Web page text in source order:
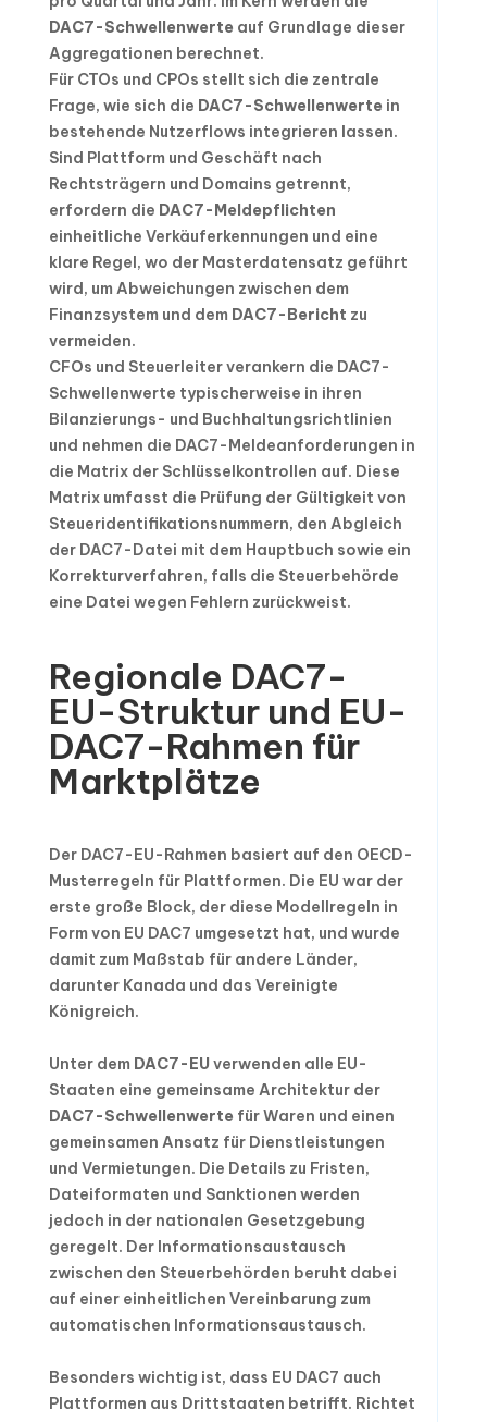
DAC7-Schwellenwerte auf Grundlage dieser
Aggregationen berechnet.
Für CTOs und CPOs stellt sich die zentrale
Frage, wie sich die DAC7-Schwellenwerte in
bestehende Nutzerflows integrieren lassen.
Sind Plattform und Geschäft nach
Rechtsträgern und Domains getrennt,
erfordern die DAC7-Meldepflichten
einheitliche Verkäuferkennungen und eine
klare Regel, wo der Masterdatensatz geführt
wird, um Abweichungen zwischen dem
Finanzsystem und dem DAC7-Bericht zu
vermeiden.
CFOs und Steuerleiter verankern die DAC7-
Schwellenwerte typischerweise in ihren
Bilanzierungs- und Buchhaltungsrichtlinien
und nehmen die DAC7-Meldeanforderungen in
die Matrix der Schlüsselkontrollen auf. Diese
Matrix umfasst die Prüfung der Gültigkeit von
Steueridentifikationsnummern, den Abgleich
der DAC7-Datei mit dem Hauptbuch sowie ein
Korrekturverfahren, falls die Steuerbehörde
eine Datei wegen Fehlern zurückweist.
Regionale DAC7-
EU-Struktur und EU-
DAC7-Rahmen für
Marktplätze
Der DAC7-EU-Rahmen basiert auf den OECD-
Musterregeln für Plattformen. Die EU war der
erste große Block, der diese Modellregeln in
Form von EU DAC7 umgesetzt hat, und wurde
damit zum Maßstab für andere Länder,
darunter Kanada und das Vereinigte
Königreich.
Unter dem DAC7-EU verwenden alle EU-
Staaten eine gemeinsame Architektur der
DAC7-Schwellenwerte für Waren und einen
gemeinsamen Ansatz für Dienstleistungen
und Vermietungen. Die Details zu Fristen,
Dateiformaten und Sanktionen werden
jedoch in der nationalen Gesetzgebung
geregelt. Der Informationsaustausch
zwischen den Steuerbehörden beruht dabei
auf einer einheitlichen Vereinbarung zum
automatischen Informationsaustausch.
Besonders wichtig ist, dass EU DAC7 auch
Plattformen aus Drittstaaten betrifft. Richtet